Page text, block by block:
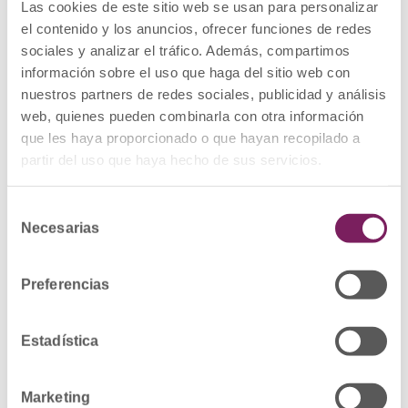
Las cookies de este sitio web se usan para personalizar
el contenido y los anuncios, ofrecer funciones de redes
sociales y analizar el tráfico. Además, compartimos
información sobre el uso que haga del sitio web con
nuestros partners de redes sociales, publicidad y análisis
web, quienes pueden combinarla con otra información
que les haya proporcionado o que hayan recopilado a
partir del uso que haya hecho de sus servicios.
Necesarias
Preferencias
Estadística
Marketing
Como organización representativa del colectivo
de Farmaceuticos pone a disposición de todos
los colegiados los medios para garantizar la
transparencia de su actividad.
Buenas prácticas
Desarrollamos actividades encaminadas a la
deontología y progreso de la profesión
farmacéutica que contribuyan a la promoción de
Confidencialidad